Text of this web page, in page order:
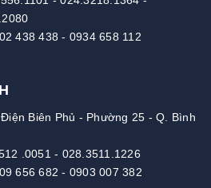
438 438 - 0934 658 112
Biên Phủ - Phường 25 - Q. Bình
.0051 - 028.3511.1226
656 682 - 0903 007 382